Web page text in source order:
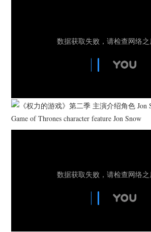
Game of Thrones character feature Jon Snow